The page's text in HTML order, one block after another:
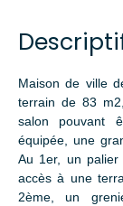
Maison de ville
terrain de 83
salon pouvant
équipée, une
Au 1er, un
accès à une
2ème, un